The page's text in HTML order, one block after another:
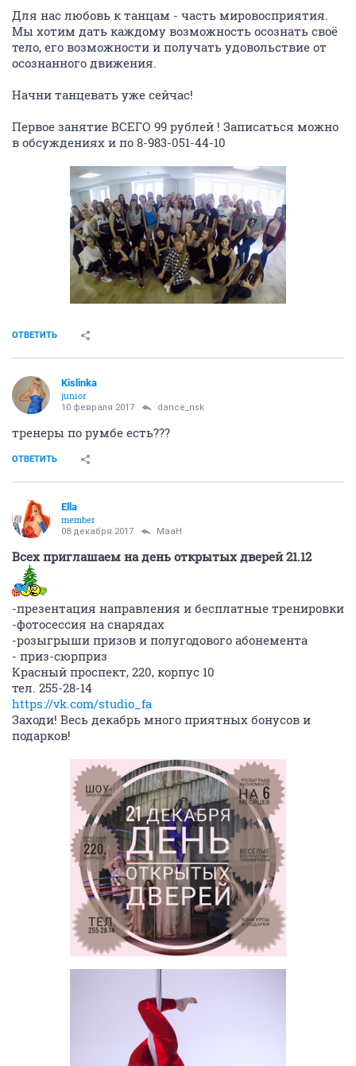
Для нас любовь к танцам - часть мировосприятия.
Мы хотим дать каждому возможность осознать своё
тело, его возможности и получать удовольствие от
осознанного движения.
Начни танцевать уже сейчас!
Первое занятие ВСЕГО 99 рублей ! Записаться можно
в обсуждениях и по 8-983-051-44-10
ОТВЕТИТЬ
Kislinka
junior
10 февраля 2017 dance_nsk
тренеры по румбе есть???
ОТВЕТИТЬ
Ella
member
08 декабря 2017 MaaH
Всех приглашаем на день открытых дверей 21.12
-презентация направления и бесплатные тренировки
-фотосессия на снарядах
-розыгрыши призов и полугодового абонемента
- приз-сюрприз
Красный проспект, 220, корпус 10
тел. 255-28-14
https://vk.com/studio_fa
Заходи! Весь декабрь много приятных бонусов и
подарков!